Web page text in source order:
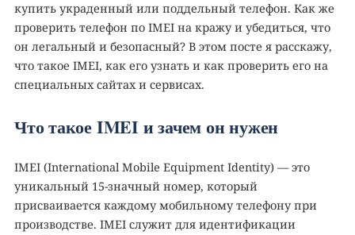
купить украденный или поддельный телефон. Как же
проверить телефон по IMEI на кражу и убедиться, что
он легальный и безопасный? В этом посте я расскажу,
что такое IMEI, как его узнать и как проверить его на
специальных сайтах и сервисах.
Что такое IMEI и зачем он нужен
IMEI (International Mobile Equipment Identity) — это
уникальный 15-значный номер, который
присваивается каждому мобильному телефону при
производстве. IMEI служит для идентификации